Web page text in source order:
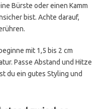
Bürste oder einen Kamm
bist. Achte darauf,
mit 1,5 bis 2 cm
Passe Abstand und Hitze
du ein gutes Styling und